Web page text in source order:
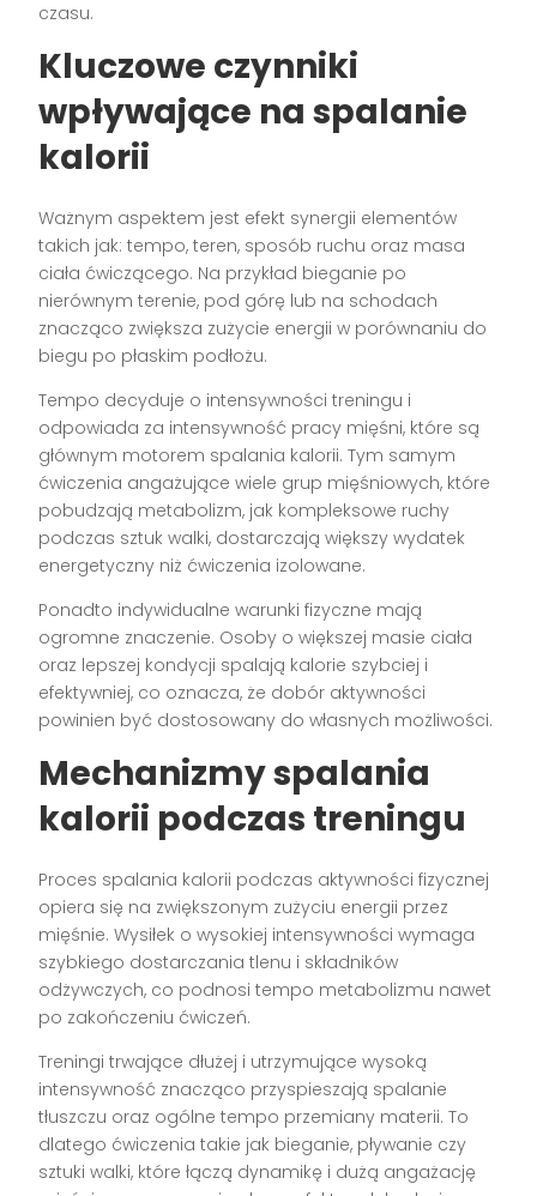
czasu.
Kluczowe czynniki
wpływające na spalanie
kalorii
Ważnym aspektem jest efekt synergii elementów
takich jak: tempo, teren, sposób ruchu oraz masa
ciała ćwiczącego. Na przykład bieganie po
nierównym terenie, pod górę lub na schodach
znacząco zwiększa zużycie energii w porównaniu do
biegu po płaskim podłożu.
Tempo decyduje o intensywności treningu i
odpowiada za intensywność pracy mięśni, które są
głównym motorem spalania kalorii. Tym samym
ćwiczenia angażujące wiele grup mięśniowych, które
pobudzają metabolizm, jak kompleksowe ruchy
podczas sztuk walki, dostarczają większy wydatek
energetyczny niż ćwiczenia izolowane.
Ponadto indywidualne warunki fizyczne mają
ogromne znaczenie. Osoby o większej masie ciała
oraz lepszej kondycji spalają kalorie szybciej i
efektywniej, co oznacza, że dobór aktywności
powinien być dostosowany do własnych możliwości.
Mechanizmy spalania
kalorii podczas treningu
Proces spalania kalorii podczas aktywności fizycznej
opiera się na zwiększonym zużyciu energii przez
mięśnie. Wysiłek o wysokiej intensywności wymaga
szybkiego dostarczania tlenu i składników
odżywczych, co podnosi tempo metabolizmu nawet
po zakończeniu ćwiczeń.
Treningi trwające dłużej i utrzymujące wysoką
intensywność znacząco przyspieszają spalanie
tłuszczu oraz ogólne tempo przemiany materii. To
dlatego ćwiczenia takie jak bieganie, pływanie czy
sztuki walki, które łączą dynamikę i dużą angażację